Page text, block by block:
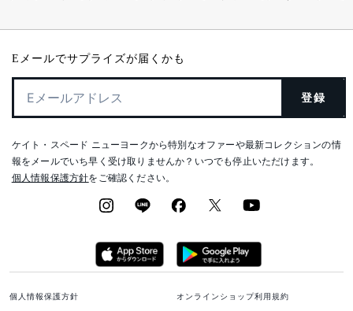
Eメールでサプライズが届くかも
登録
ケイト・スペード ニューヨークから特別なオファーや最新コレクションの情
報をメールでいち早く受け取りませんか？いつでも停止いただけます。
個人情報保護方針をご確認ください。
個人情報保護方針 オンラインショップ利用規約